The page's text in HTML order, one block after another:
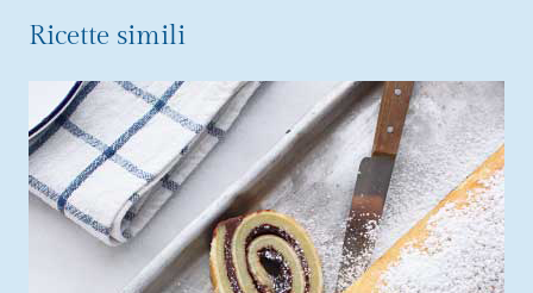
Ricette simili